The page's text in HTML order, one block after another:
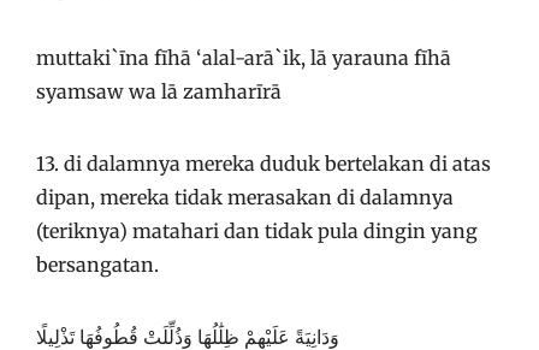
muttaki`īna fīhā ‘alal-arā`ik, lā yarauna fīhā
syamsaw wa lā zamharīrā
13. di dalamnya mereka duduk bertelakan di atas
dipan, mereka tidak merasakan di dalamnya
(teriknya) matahari dan tidak pula dingin yang
bersangatan.
وَدَانِيَةً عَلَيْهِمْ ظِلَٰلُهَا وَذُلِّلَتْ قُطُوفُهَا تَذْلِيلًا